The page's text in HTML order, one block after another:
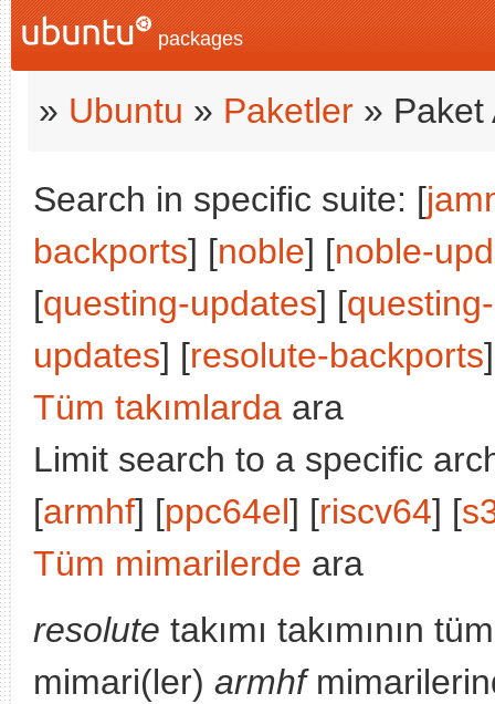
packages
» Ubuntu » Paketler » Paket
Search in specific suite: [
backports] [noble] [noble-
[questing-updates] [
updates] [resolute-backports
Tüm takımlarda ara
Limit search to a specific
[armhf] [ppc64el] [riscv64] [
Tüm mimarilerde ara
resolute takımı takımının
mimari(ler) armhf